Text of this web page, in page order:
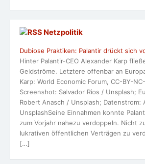
Netzpolitik
Dubiose Praktiken: Palantir drückt sich
Hinter Palantir-CEO Alexander Karp
Geldströme. Letztere offenbar an
Karp: World Economic Forum, CC-BY-
Screenshot: Salvador Rios / Unsplash;
Robert Anasch / Unsplash; Datenstrom:
UnsplashSeine Einnahmen konnte
zum Vorjahr nahezu verdoppeln. Nicht
lukrativen öffentlichen Verträgen zu
[…]